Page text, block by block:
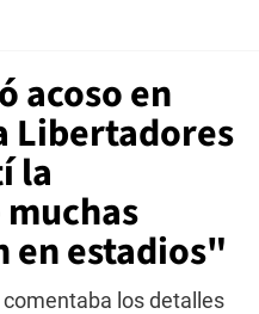
acoso en
Libertadores
la
en estadios"
los detalles